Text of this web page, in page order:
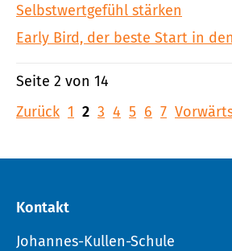
Selbstwertgefühl stärken
Early Bird, der beste Start in
Seite 2 von 14
Zurück 1 2 3 4 5 6 7
Kontakt
Johannes-Kullen-Schule